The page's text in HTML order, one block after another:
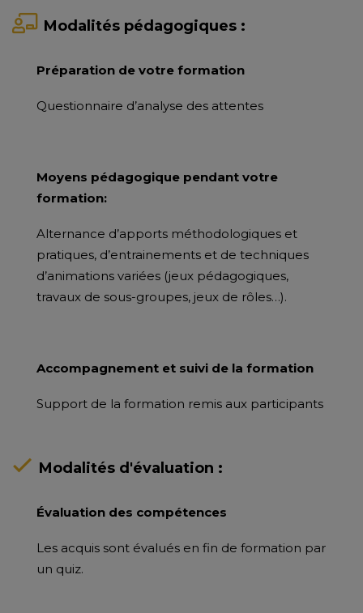
Modalités pédagogiques :
Préparation de votre formation
Questionnaire d’analyse des attentes
Moyens pédagogique pendant votre
formation:
Alternance d’apports méthodologiques et
pratiques, d’entrainements et de techniques
d’animations variées (jeux pédagogiques,
travaux de sous-groupes, jeux de rôles…).
Accompagnement et suivi de la formation
Support de la formation remis aux participants
Modalités d'évaluation :
Évaluation des compétences
Les acquis sont évalués en fin de formation par
un quiz.